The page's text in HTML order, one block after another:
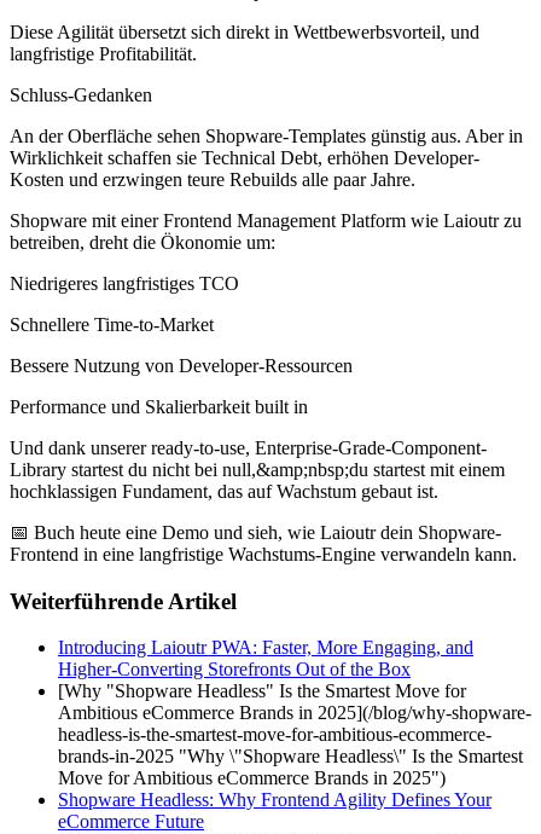
Diese Agilität übersetzt sich direkt in Wettbewerbsvorteil, und
langfristige Profitabilität.
Schluss-Gedanken
An der Oberfläche sehen Shopware-Templates günstig aus. Aber in
Wirklichkeit schaffen sie Technical Debt, erhöhen Developer-
Kosten und erzwingen teure Rebuilds alle paar Jahre.
Shopware mit einer Frontend Management Platform wie Laioutr zu
betreiben, dreht die Ökonomie um:
Niedrigeres langfristiges TCO
Schnellere Time-to-Market
Bessere Nutzung von Developer-Ressourcen
Performance und Skalierbarkeit built in
Und dank unserer ready-to-use, Enterprise-Grade-Component-
Library startest du nicht bei null,&amp;nbsp;du startest mit einem
hochklassigen Fundament, das auf Wachstum gebaut ist.
📅 Buch heute eine Demo und sieh, wie Laioutr dein Shopware-
Frontend in eine langfristige Wachstums-Engine verwandeln kann.
Weiterführende Artikel
Introducing Laioutr PWA: Faster, More Engaging, and
Higher-Converting Storefronts Out of the Box
[Why "Shopware Headless" Is the Smartest Move for
Ambitious eCommerce Brands in 2025](/blog/why-shopware-
headless-is-the-smartest-move-for-ambitious-ecommerce-
brands-in-2025 "Why \"Shopware Headless\" Is the Smartest
Move for Ambitious eCommerce Brands in 2025")
Shopware Headless: Why Frontend Agility Defines Your
eCommerce Future